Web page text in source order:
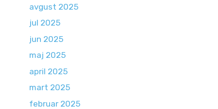
avgust 2025
jul 2025
jun 2025
maj 2025
april 2025
mart 2025
februar 2025